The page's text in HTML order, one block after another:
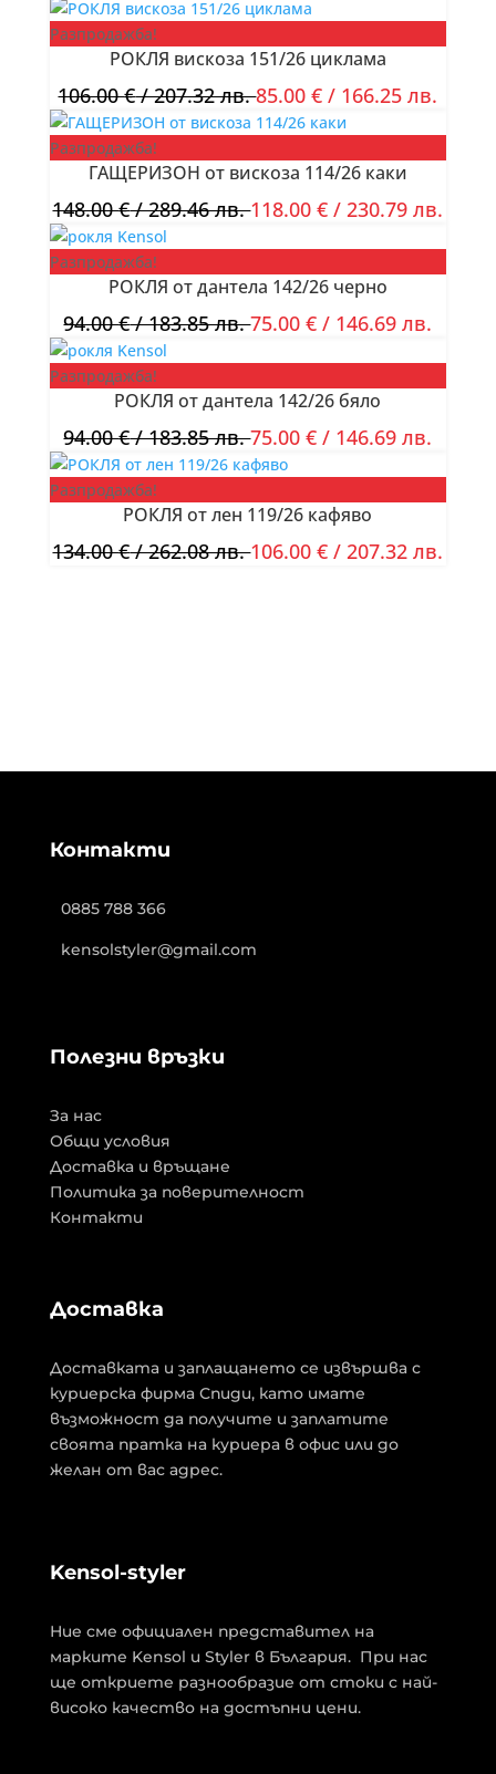
Разпродажба!
РОКЛЯ вискоза 151/26 циклама
106.00€/ 207.32 лв.85.00€ / 166.25 лв.
Разпродажба!
ГАЩЕРИЗОН от вискоза 114/26 каки
148.00€/ 289.46 лв.118.00€ / 230.79 лв.
Разпродажба!
РОКЛЯ от дантела 142/26 черно
94.00€/ 183.85 лв.75.00€ / 146.69 лв.
Разпродажба!
РОКЛЯ от дантела 142/26 бяло
94.00€/ 183.85 лв.75.00€ / 146.69 лв.
Разпродажба!
РОКЛЯ от лен 119/26 кафяво
134.00€/ 262.08 лв.106.00€ / 207.32 лв.
Контакти
0885 788 366
kensolstyler@gmail.com
Полезни връзки
За нас
Общи условия
Доставка и връщане
Политика за поверителност
Контакти
Доставка
Доставката и заплащането се извършва с
куриерска фирма Спиди, като имате
възможност да получите и заплатите
своята пратка на куриера в офис или до
желан от вас адрес.
Kensol-styler
Ние сме официален представител на
марките Kensol и Styler в България. При нас
ще откриете разнообразие от стоки с най-
високо качество на достъпни цени.